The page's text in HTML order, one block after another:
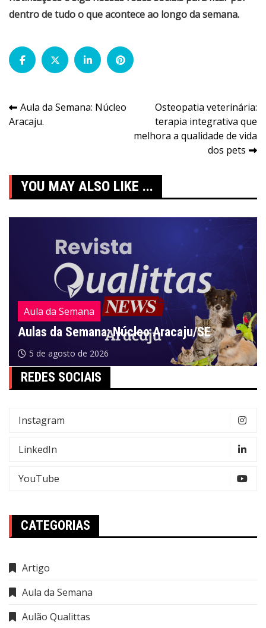
dentro de tudo o que acontece ao longo da semana.
Navegação
de
Aula da Semana: Núcleo
Aracaju.
Osteopatia veterinária:
terapia integrativa que
melhora a qualidade de vida
dos pets
YOU MAY ALSO LIKE ...
Aula da Semana
Aulas da Semana: Núcleo Aracaju/SE
5 de agosto de 2026
REDES SOCIAIS
Instagram
LinkedIn
YouTube
CATEGORIAS
Artigo
Aula da Semana
Aulão Qualittas